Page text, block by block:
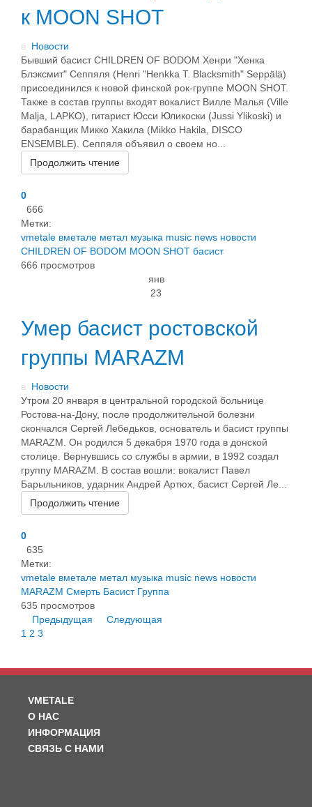
к MOON SHOT
в Новости
Бывший басист CHILDREN OF BODOM Хенри "Хенка
Блэксмит" Сеппяля (Henri "Henkka T. Blacksmith" Seppälä)
присоединился к новой финской рок-группе MOON SHOT.
Также в состав группы входят вокалист Вилле Малья (Ville
Malja, LAPKO), гитарист Юсси Юликоски (Jussi Ylikoski) и
барабанщик Микко Хакила (Mikko Hakila, DISCO
ENSEMBLE). Сеппяля объявил о своем но...
Продолжить чтение
0
666
Метки:
vmetale вметале метал музыка music news новости
CHILDREN OF BODOM MOON SHOT басист
666 просмотров
янв
23
Умер басист ростовской
группы MARAZM
в Новости
Утром 20 января в центральной городской больнице
Ростова-на-Дону, после продолжительной болезни
скончался Сергей Лебедьков, основатель и басист группы
MARAZM. Он родился 5 декабря 1970 года в донской
столице. Вернувшись со службы в армии, в 1992 создал
группу MARAZM. В состав вошли: вокалист Павел
Барыльников, ударник Андрей Артюх, басист Сергей Ле...
Продолжить чтение
0
635
Метки:
vmetale вметале метал музыка music news новости
MARAZM Смерть Басист Группа
635 просмотров
Предыдущая
Следующая
1 2 3
VMETALE
О НАС
ИНФОРМАЦИЯ
СВЯЗЬ С НАМИ